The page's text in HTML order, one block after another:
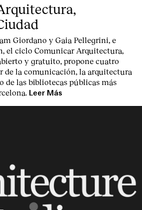
Giordano y Gaia Pellegrini, e
el ciclo Comunicar Arquitectura,
y gratuito, propone cuatro
de la comunicación, la arquitectura
de las bibliotecas públicas más
Leer Más